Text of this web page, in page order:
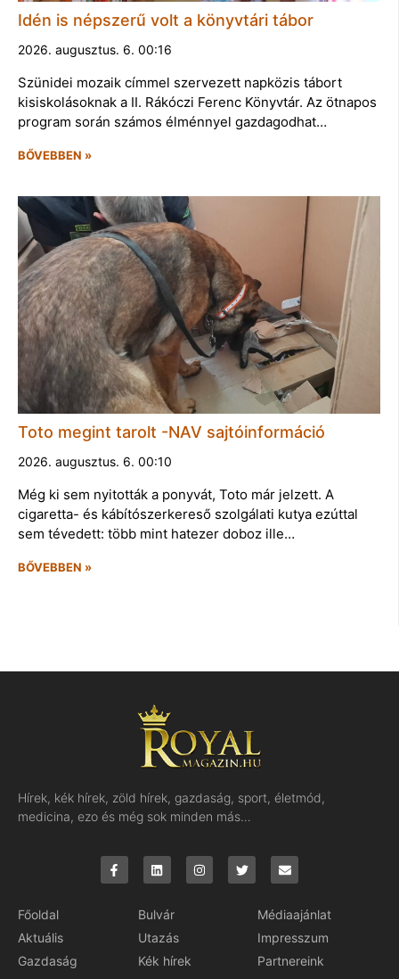
Idén is népszerű volt a könyvtári tábor
2026. augusztus. 6. 00:16
Szünidei mozaik címmel szervezett napközis tábort
kisiskolásoknak a II. Rákóczi Ferenc Könyvtár. Az ötnapos
program során számos élménnyel gazdagodhat…
BŐVEBBEN »
Toto megint tarolt -NAV sajtóinformáció
2026. augusztus. 6. 00:10
Még ki sem nyitották a ponyvát, Toto már jelzett. A
cigaretta- és kábítószerkereső szolgálati kutya ezúttal
sem tévedett: több mint hatezer doboz ille…
BŐVEBBEN »
Hírek, kék hírek, zöld hírek, gazdaság, sport, életmód,
medicina, ezo és még sok minden más…
Főoldal
Aktuális
Gazdaság
Bulvár
Utazás
Kék hírek
Médiaajánlat
Impresszum
Partnereink